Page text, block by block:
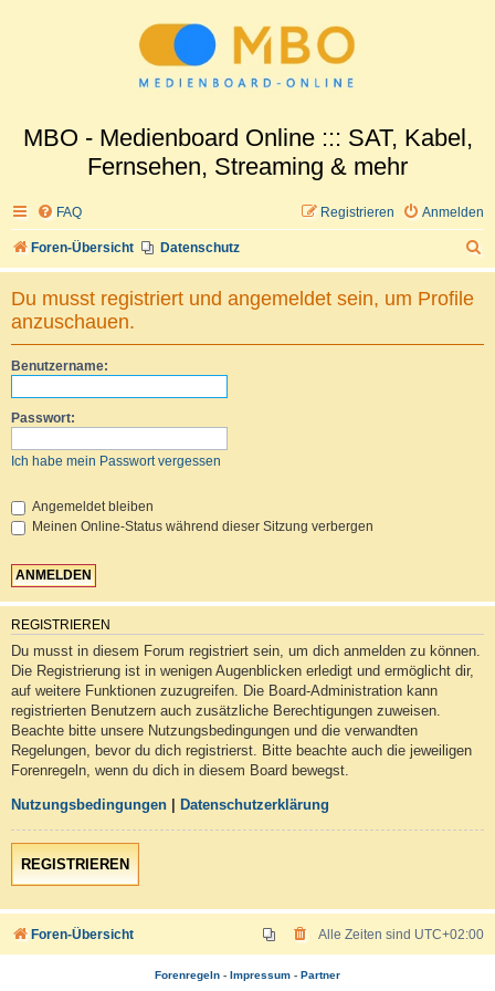
MBO - Medienboard Online ::: SAT, Kabel,
Fernsehen, Streaming & mehr
FAQ Anmelden
Registrieren
Foren-Übersicht Datenschutz
u
Du musst registriert und angemeldet sein, um Profile
anzuschauen.
Benutzername:
Passwort:
Ich habe mein Passwort vergessen
Angemeldet bleiben
Meinen Online-Status während dieser Sitzung verbergen
REGISTRIEREN
Du musst in diesem Forum registriert sein, um dich anmelden zu können.
Die Registrierung ist in wenigen Augenblicken erledigt und ermöglicht dir,
auf weitere Funktionen zuzugreifen. Die Board-Administration kann
registrierten Benutzern auch zusätzliche Berechtigungen zuweisen.
Beachte bitte unsere Nutzungsbedingungen und die verwandten
Regelungen, bevor du dich registrierst. Bitte beachte auch die jeweiligen
Forenregeln, wenn du dich in diesem Board bewegst.
Nutzungsbedingungen Datenschutzerklärung
REGISTRIEREN
Foren-Übersicht Alle Zeiten sind UTC+02:00
Forenregeln - Impressum - Partner